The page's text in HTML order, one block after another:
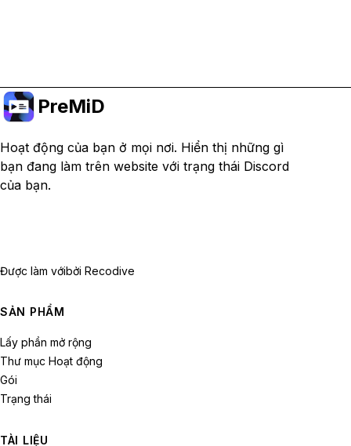
PreMiD
Hoạt động của bạn ở mọi nơi. Hiển thị những gì
bạn đang làm trên website với trạng thái Discord
của bạn.
Được làm vớibởi Recodive
SẢN PHẨM
Lấy phần mở rộng
Thư mục Hoạt động
Gói
Trạng thái
TÀI LIỆU